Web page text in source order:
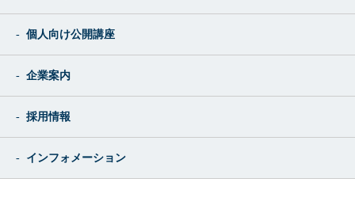
個人向け公開講座
企業案内
採用情報
インフォメーション